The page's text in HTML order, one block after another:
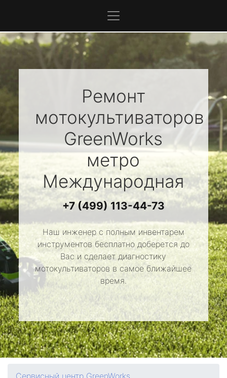
Ремонт
мотокультиваторов
GreenWorks
метро
Международная
+7 (499) 113-44-73
Наш инженер с полным инвентарем
инструментов бесплатно доберется до
Вас и сделает диагностику
мотокультиваторов в самое ближайшее
время.
Сервисный центр GreenWorks